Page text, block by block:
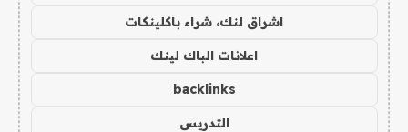
اشراق لنك، شراء باكلينكات
اعلانات الباك لينك
backlinks
التدريس